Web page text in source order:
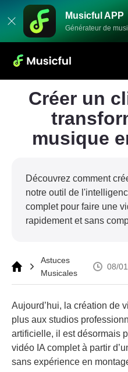
Musicful APP
Générateur de
Créer un
musique
Découvrez comment
notre outil de
complet pour faire une
rapidement et sans
Astuces
Musicales
08/
Aujourd’hui, la création de
plus aux studios
artificielle, il est désormais
vidéo IA complet à partir
sans expérience en